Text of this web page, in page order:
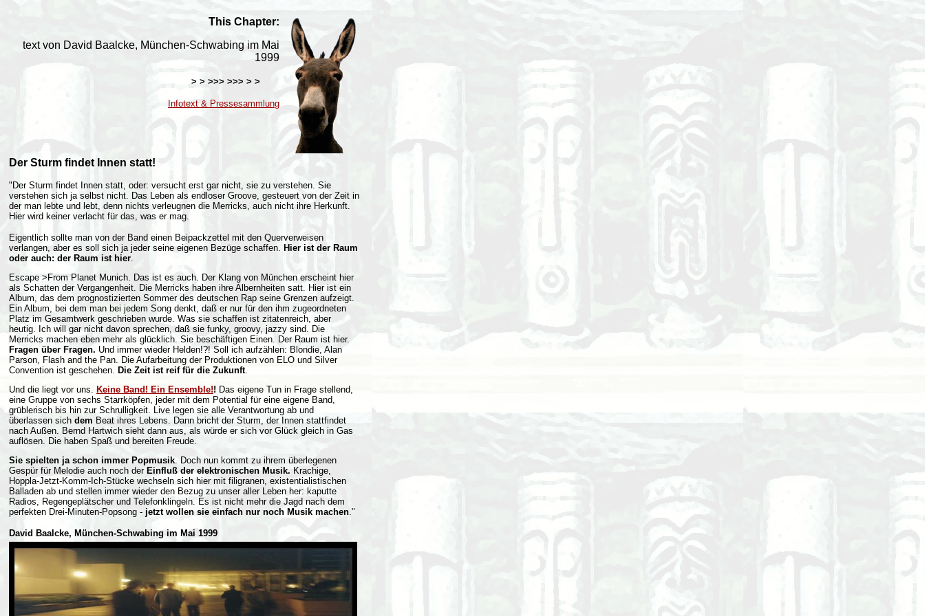
This Chapter:
text von David Baalcke, München-Schwabing im Mai
1999
> > >>> >>> > >
Infotext & Pressesammlung
Der Sturm findet Innen statt!
"Der Sturm findet Innen statt, oder: versucht erst gar nicht, sie zu verstehen. Sie
verstehen sich ja selbst nicht. Das Leben als endloser Groove, gesteuert von der Zeit in
der man lebte und lebt, denn nichts verleugnen die Merricks, auch nicht ihre Herkunft.
Hier wird keiner verlacht für das, was er mag.
Eigentlich sollte man von der Band einen Beipackzettel mit den Querverweisen
verlangen, aber es soll sich ja jeder seine eigenen Bezüge schaffen. Hier ist der Raum
oder auch: der Raum ist hier.
Escape >From Planet Munich. Das ist es auch. Der Klang von München erscheint hier
als Schatten der Vergangenheit. Die Merricks haben ihre Albernheiten satt. Hier ist ein
Album, das dem prognostizierten Sommer des deutschen Rap seine Grenzen aufzeigt.
Ein Album, bei dem man bei jedem Song denkt, daß er nur für den ihm zugeordneten
Platz im Gesamtwerk geschrieben wurde. Was sie schaffen ist zitatenreich, aber
heutig. Ich will gar nicht davon sprechen, daß sie funky, groovy, jazzy sind. Die
Merricks machen eben mehr als glücklich. Sie beschäftigen Einen. Der Raum ist hier.
Fragen über Fragen. Und immer wieder Helden!?! Soll ich aufzählen: Blondie, Alan
Parson, Flash and the Pan. Die Aufarbeitung der Produktionen von ELO und Silver
Convention ist geschehen. Die Zeit ist reif für die Zukunft.
Und die liegt vor uns. Keine Band! Ein Ensemble!! Das eigene Tun in Frage stellend,
eine Gruppe von sechs Starrköpfen, jeder mit dem Potential für eine eigene Band,
grüblerisch bis hin zur Schrulligkeit. Live legen sie alle Verantwortung ab und
überlassen sich dem Beat ihres Lebens. Dann bricht der Sturm, der Innen stattfindet
nach Außen. Bernd Hartwich sieht dann aus, als würde er sich vor Glück gleich in Gas
auflösen. Die haben Spaß und bereiten Freude.
Sie spielten ja schon immer Popmusik. Doch nun kommt zu ihrem überlegenen
Gespür für Melodie auch noch der Einfluß der elektronischen Musik. Krachige,
Hoppla-Jetzt-Komm-Ich-Stücke wechseln sich hier mit filigranen, existentialistischen
Balladen ab und stellen immer wieder den Bezug zu unser aller Leben her: kaputte
Radios, Regengeplätscher und Telefonklingeln. Es ist nicht mehr die Jagd nach dem
perfekten Drei-Minuten-Popsong - jetzt wollen sie einfach nur noch Musik machen."
David Baalcke, München-Schwabing im Mai 1999